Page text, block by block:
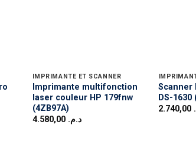
IMPRIMANTE ET SCANNER
Imprimante multifonction
laser couleur HP 179fnw
(4ZB97A)
د.م. 4.580,00
Scanner
DS-1630
2.740,00